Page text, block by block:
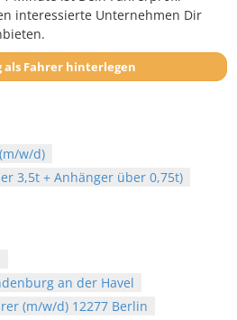
interessierte Unternehmen Dir
Bewerbung als Fahrer hinterlegen
w/d)
3,5t + Anhänger über 0,75t)
an der Havel
(m/w/d) 12277 Berlin